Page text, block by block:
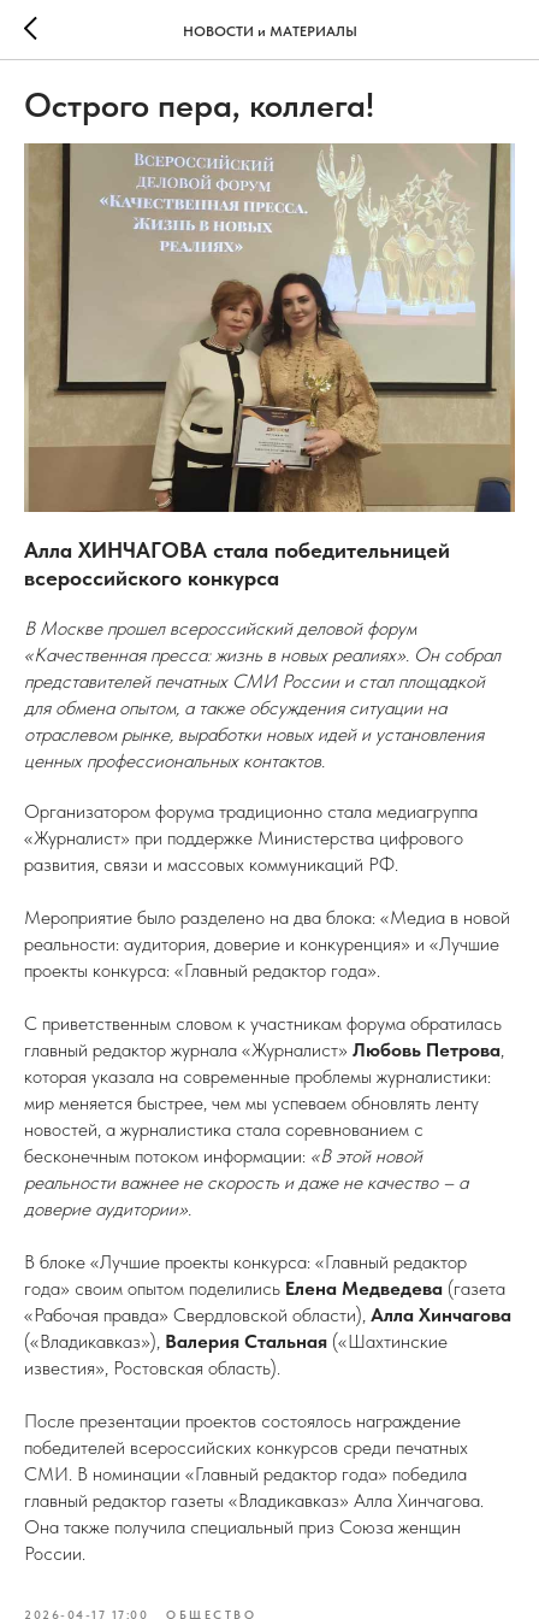
НОВОСТИ и МАТЕРИАЛЫ
Острого пера, коллега!
Алла ХИНЧАГОВА стала победительницей
всероссийского конкурса
В Москве прошел всероссийский деловой форум
«Качественная пресса: жизнь в новых реалиях». Он собрал
представителей печатных СМИ России и стал площадкой
для обмена опытом, а также обсуждения ситуации на
отраслевом рынке, выработки новых идей и установления
ценных профессиональных контактов.
Организатором форума традиционно стала медиагруппа
«Журналист» при поддержке Министерства цифрового
развития, связи и массовых коммуникаций РФ.
Мероприятие было разделено на два блока: «Медиа в новой
реальности: аудитория, доверие и конкуренция» и «Лучшие
проекты конкурса: «Главный редактор года».
С приветственным словом к участникам форума обратилась
главный редактор журнала «Журналист» Любовь Петрова,
которая указала на современные проблемы журналистики:
мир меняется быстрее, чем мы успеваем обновлять ленту
новостей, а журналистика стала соревнованием с
бесконечным потоком информации: «В этой новой
реальности важнее не скорость и даже не качество – а
доверие аудитории».
В блоке «Лучшие проекты конкурса: «Главный редактор
года» своим опытом поделились Елена Медведева (газета
«Рабочая правда» Свердловской области), Алла Хинчагова
(«Владикавказ»), Валерия Стальная («Шахтинские
известия», Ростовская область).
После презентации проектов состоялось награждение
победителей всероссийских конкурсов среди печатных
СМИ. В номинации «Главный редактор года» победила
главный редактор газеты «Владикавказ» Алла Хинчагова.
Она также получила специальный приз Союза женщин
России.
2026-04-17 17:00 ОБЩЕСТВО